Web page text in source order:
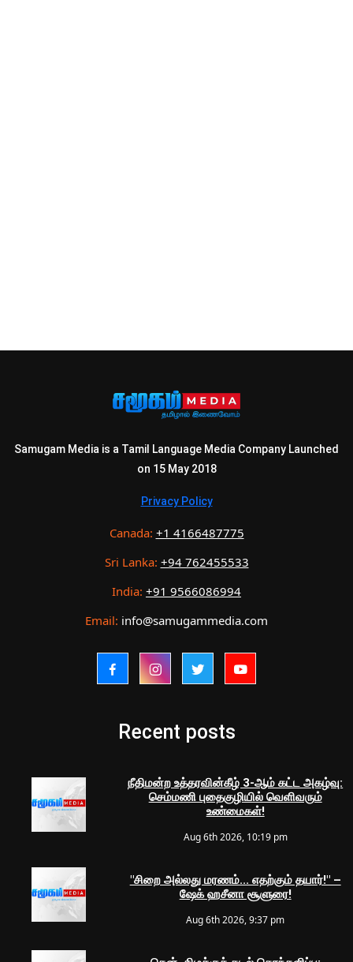
Samugam Media is a Tamil Language Media Company Launched
on 15 May 2018
Privacy Policy
Canada: +1 4166487775
Sri Lanka: +94 762455533
India: +91 9566086994
Email: info@samugammedia.com
Recent posts
நீதிமன்ற உத்தரவின்கீழ் 3-ஆம் கட்ட அகழ்வு:
செம்மணி புதைகுழியில் வெளிவரும்
உண்மைகள்!
Aug 6th 2026, 10:19 pm
"சிறை அல்லது மரணம்... எதற்கும் தயார்!" –
ஷேக் ஹசீனா சூளுரை!
Aug 6th 2026, 9:37 pm